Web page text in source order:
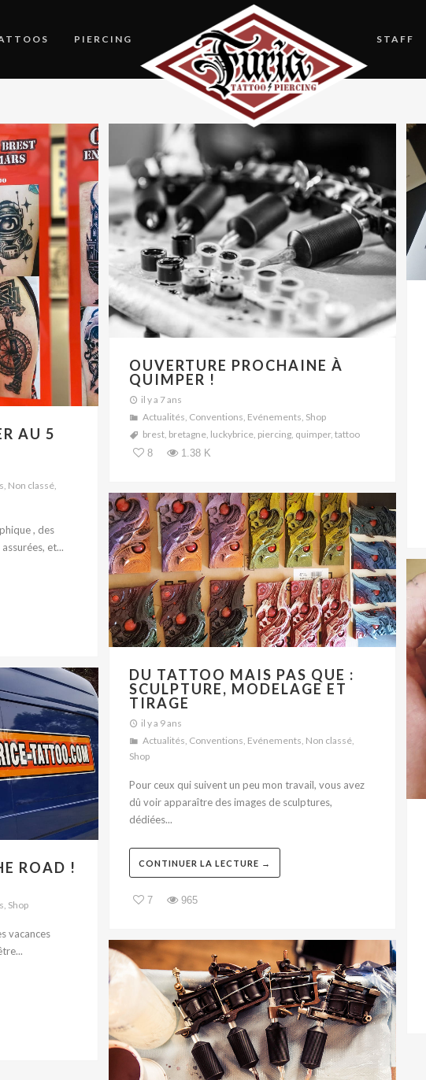
PIERCING STAFF
AU 5
Non classé,
, des
et...
OUVERTURE PROCHAINE À
QUIMPER !
il y a 7 ans
Actualités Conventions Evénements Shop
brest, bretagne, luckybrice, piercing, quimper, tattoo
8
1.38 K
DU TATTOO MAIS PAS QUE :
SCULPTURE, MODELAGE ET
TIRAGE
il y a 9 ans
Actualités, Conventions, Evénements, Non classé,
Shop
Pour ceux qui suivent un peu mon travail, vous avez
dû voir apparaître des images de sculptures,
dédiées...
CONTINUER LA LECTURE →
7 965
ROAD !
, Shop
vacances